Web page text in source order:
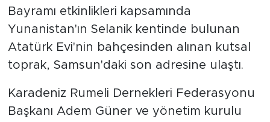
Bayramı etkinlikleri kapsamında
Yunanistan'ın Selanik kentinde bulunan
Atatürk Evi'nin bahçesinden alınan kutsal
toprak, Samsun'daki son adresine ulaştı.
Karadeniz Rumeli Dernekleri Federasyonu
Başkanı Adem Güner ve yönetim kurulu